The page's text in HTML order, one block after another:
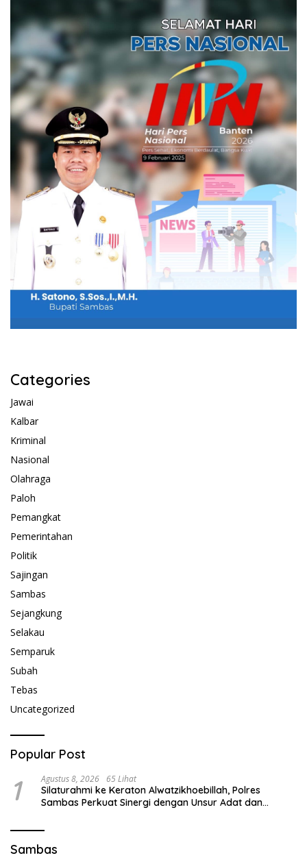
Categories
Jawai
Kalbar
Kriminal
Nasional
Olahraga
Paloh
Pemangkat
Pemerintahan
Politik
Sajingan
Sambas
Sejangkung
Selakau
Semparuk
Subah
Tebas
Uncategorized
Popular Post
1 Agustus 8, 2026 65 Lihat
Silaturahmi ke Keraton Alwatzikhoebillah, Polres
Sambas Perkuat Sinergi dengan Unsur Adat dan
Sambas